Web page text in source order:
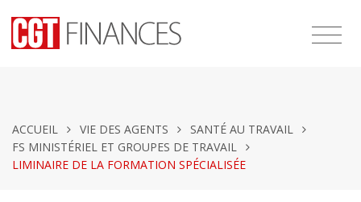
ACCUEIL VIE DES AGENTS
SANTÉ AU TRAVAIL
FS MINISTÉRIEL ET GROUPES DE TRAVAIL
LIMINAIRE DE LA FORMATION SPÉCIALISÉE